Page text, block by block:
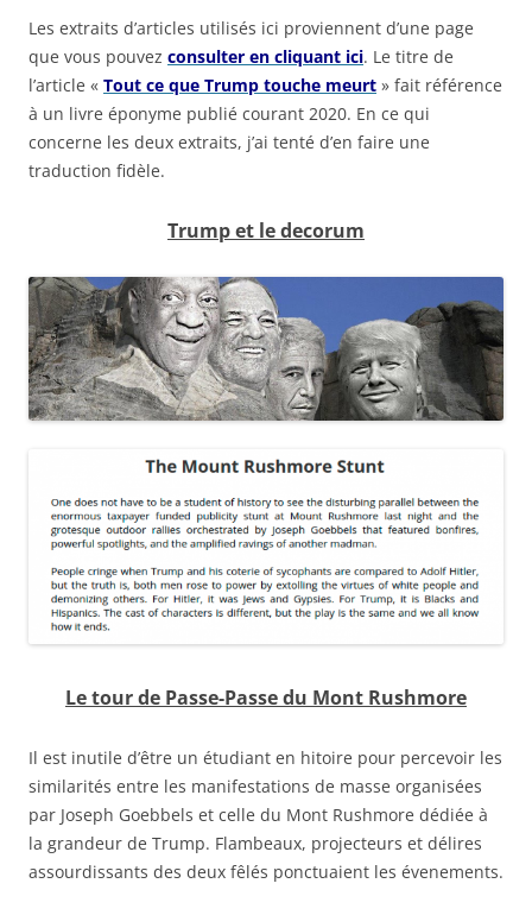
Les extraits d’articles utilisés ici proviennent d’une page
que vous pouvez consulter en cliquant ici. Le titre de
l’article « Tout ce que Trump touche meurt » fait référence
à un livre éponyme publié courant 2020. En ce qui
concerne les deux extraits, j’ai tenté d’en faire une
traduction fidèle.
Trump et le decorum
Le tour de Passe-Passe du Mont Rushmore
Il est inutile d’être un étudiant en hitoire pour percevoir les
similarités entre les manifestations de masse organisées
par Joseph Goebbels et celle du Mont Rushmore dédiée à
la grandeur de Trump. Flambeaux, projecteurs et délires
assourdissants des deux fêlés ponctuaient les évenements.